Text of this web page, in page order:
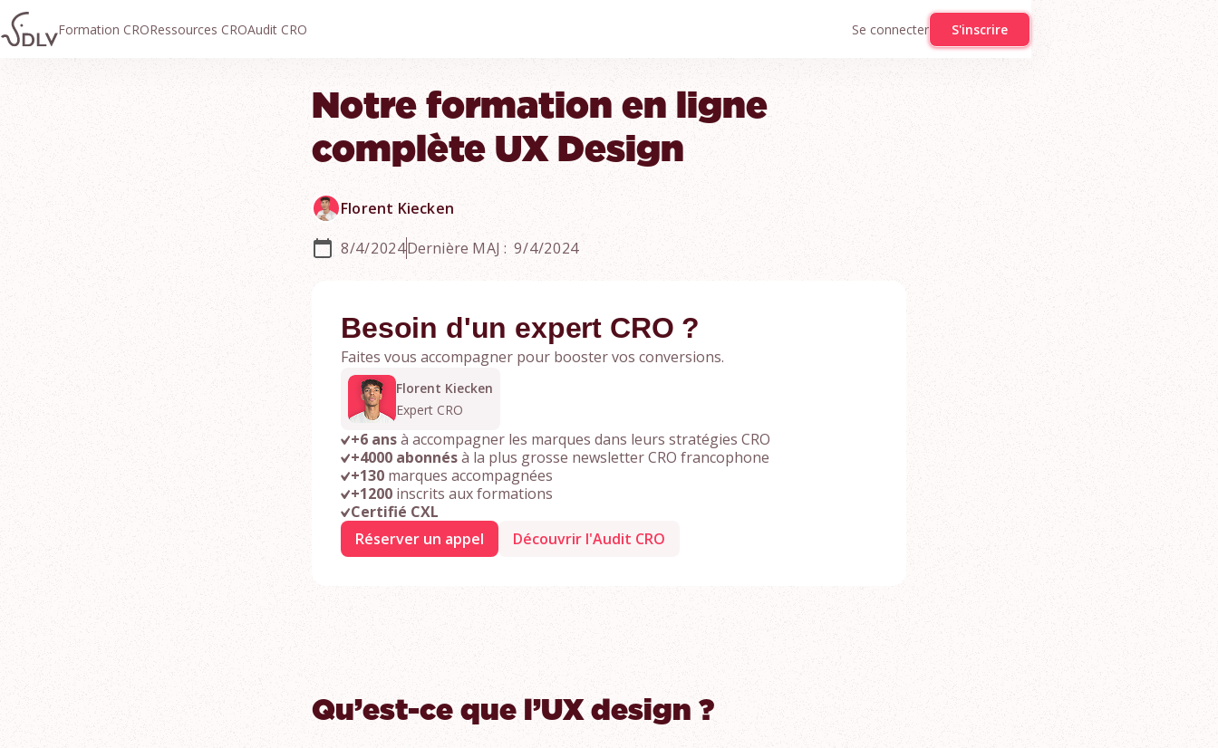
Formation CRORessources CROAudit CRO Se connecter S'inscrire
Notre formation en ligne
complète UX Design
Florent Kiecken
8/4/2024Dernière MAJ : 9/4/2024
Besoin d'un expert CRO ?
Faites vous accompagner pour booster vos conversions.
Florent Kiecken
Expert CRO
+6 ansà accompagner les marques dans leurs stratégies CRO
+4000 abonnésà la plus grosse newsletter CRO francophone
+130 marques accompagnées
+1200 inscrits aux formations
Certifié CXL
Réserver un appel
Découvrir l'Audit CRO
Qu’est-ce que l’UX design ?